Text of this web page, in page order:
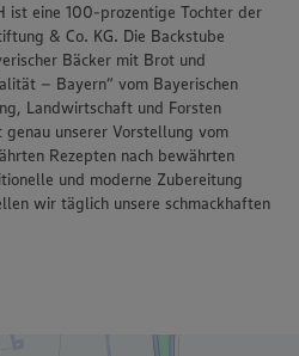
ist eine 100-prozentige Tochter der
& Co. KG. Die Backstube
Bäcker mit Brot und
– Bayern“ vom Bayerischen
Landwirtschaft und Forsten
unserer Vorstellung vom
Rezepten nach bewährten
und moderne Zubereitung
wir täglich unsere schmackhaften